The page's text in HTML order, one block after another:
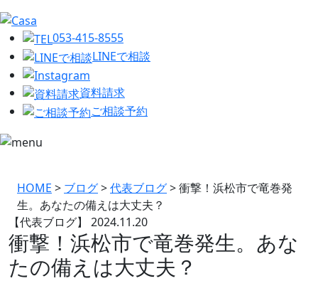
053-415-8555
LINEで相談
資料請求
ご相談予約
HOME > ブログ>代表ブログ>衝撃！浜松市で竜巻発
生。あなたの備えは大丈夫？
【代表ブログ】 2024.11.20
衝撃！浜松市で竜巻発生。あな
たの備えは大丈夫？